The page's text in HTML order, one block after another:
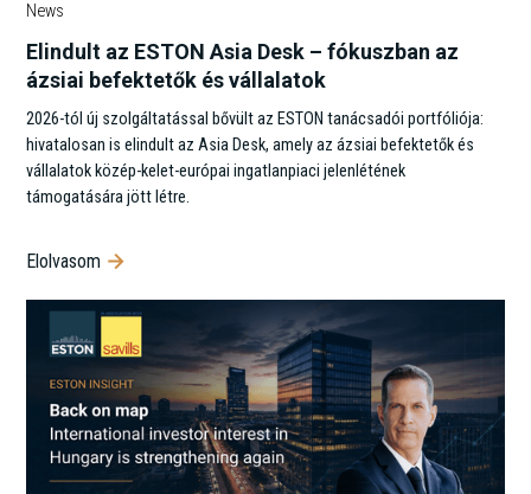
News
Elindult az ESTON Asia Desk – fókuszban az
ázsiai befektetők és vállalatok
2026-tól új szolgáltatással bővült az ESTON tanácsadói portfóliója:
hivatalosan is elindult az Asia Desk, amely az ázsiai befektetők és
vállalatok közép-kelet-európai ingatlanpiaci jelenlétének
támogatására jött létre.
Elolvasom